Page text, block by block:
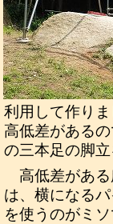
利用して作りま
高低差がある
の三本足の脚立
高低差があ
は、横になる
を使うのがミ